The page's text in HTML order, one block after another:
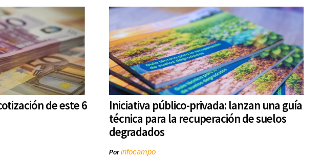
de este 6
Iniciativa público-privada: lanzan una guía
técnica para la recuperación de suelos
degradados
Porinfocampo